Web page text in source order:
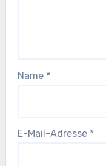
Name *
E-Mail-Adresse *